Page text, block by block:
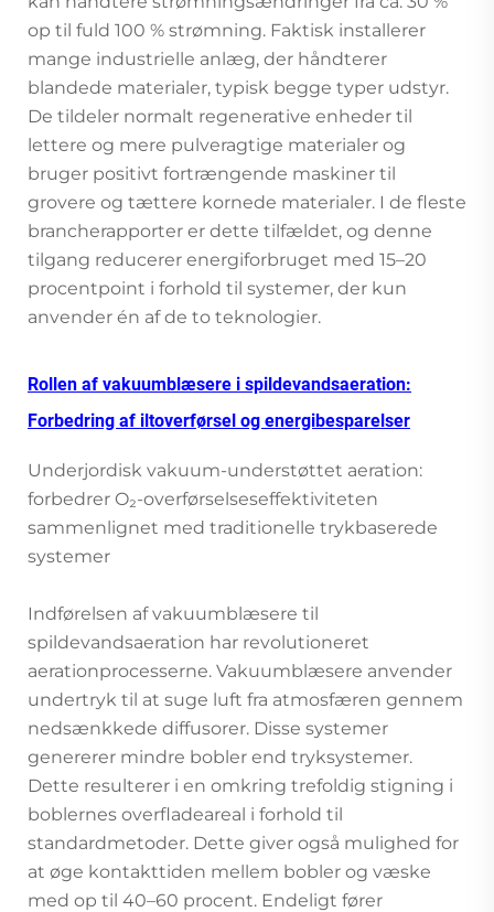
op til fuld 100 % strømning. Faktisk installerer
mange industrielle anlæg, der håndterer
blandede materialer, typisk begge typer udstyr.
De tildeler normalt regenerative enheder til
lettere og mere pulveragtige materialer og
bruger positivt fortrængende maskiner til
grovere og tættere kornede materialer. I de fleste
brancherapporter er dette tilfældet, og denne
tilgang reducerer energiforbruget med 15–20
procentpoint i forhold til systemer, der kun
anvender én af de to teknologier.
Rollen af vakuumblæsere i spildevandsaeration:
Forbedring af iltoverførsel og energibesparelser
Underjordisk vakuum-understøttet aeration:
forbedrer O₂-overførselseseffektiviteten
sammenlignet med traditionelle trykbaserede
systemer
Indførelsen af vakuumblæsere til
spildevandsaeration har revolutioneret
aerationprocesserne. Vakuumblæsere anvender
undertryk til at suge luft fra atmosfæren gennem
nedsænkkede diffusorer. Disse systemer
genererer mindre bobler end tryksystemer.
Dette resulterer i en omkring trefoldig stigning i
boblernes overfladeareal i forhold til
standardmetoder. Dette giver også mulighed for
at øge kontakttiden mellem bobler og væske
med op til 40–60 procent. Endeligt fører